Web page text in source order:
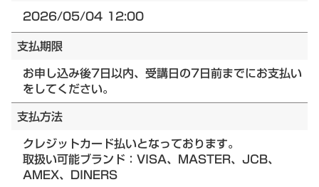
2026/05/04 12:00
支払期限
お申し込み後7日以内、受講日の7日前までにお支払い
をしてください。
支払方法
クレジットカード払いとなっております。
取扱い可能ブランド：VISA、MASTER、JCB、
AMEX、DINERS